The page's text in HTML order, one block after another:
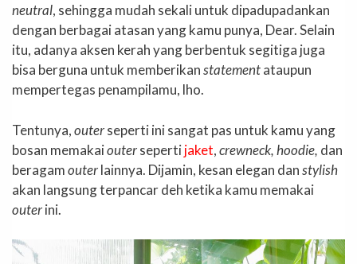
neutral, sehingga mudah sekali untuk dipadupadankan
dengan berbagai atasan yang kamu punya, Dear. Selain
itu, adanya aksen kerah yang berbentuk segitiga juga
bisa berguna untuk memberikanstatementataupun
mempertegas penampilamu, lho.
Tentunya,outerseperti ini sangat pas untuk kamu yang
bosan memakaioutersepertijaket,crewneck, hoodie, dan
beragamouterlainnya. Dijamin, kesan elegan danstylish
akan langsung terpancar deh ketika kamu memakai
outerini.